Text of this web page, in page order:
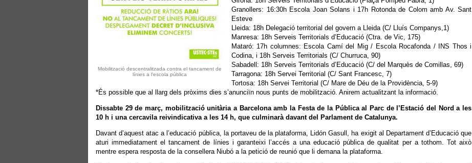
Mobilització descentralitzada contra el tancament de
línies a l'escola pública
Granollers: 16:30h Escola Joan Solans i 17h Rotonda de Colom amb Av. Sant
Esteve
Lleida: 18h Delegació territorial del govern a Lleida (C/ Lluís Companys,1)
Manresa: 18h Serveis Territorials d’Educació (Ctra. de Vic, 175)
Mataró: 17h columnes: Escola Camí del Mig / Escola Rocafonda / INS Thos i
Codina, i 18h Serveis Territorials (C/ Churruca, 90)
Sabadell: 18h Serveis Territorials d’Educació (C/ del Marquès de Comillas, 69)
Tarragona: 18h Servei Territorial (C/ Sant Francesc, 7)
Tortosa: 18h Servei Territorial (C/ Mare de Déu de la Providència, 5-9)
*És possible que al llarg dels pròxims dies s’anunciïn nous punts de mobilització. Anirem actualitzant la informació.
Dissabte 29 de març, mobilització unitària a Barcelona amb la Festa de la Pública al Parc de l’Estació del Nord a les
10 h i una cercavila reivindicativa a les 14 h, que culminarà davant del Parlament de Catalunya.
Davant d’aquest atac a l’educació pública, la portaveu de la plataforma, Lidón Gasull, ha exigit al Departament d’Educació que
aturi immediatament el tancament de línies i garanteixi l’accés a una educació pública de qualitat per a tothom. Tot això
mentre espera resposta de la consellera Niubó a la petició de reunió que li demana la plataforma.